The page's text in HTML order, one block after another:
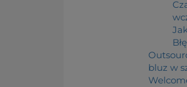
bluz w